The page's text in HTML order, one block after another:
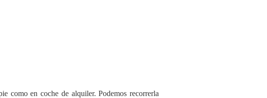
como en coche de alquiler. Podemos recorrerla